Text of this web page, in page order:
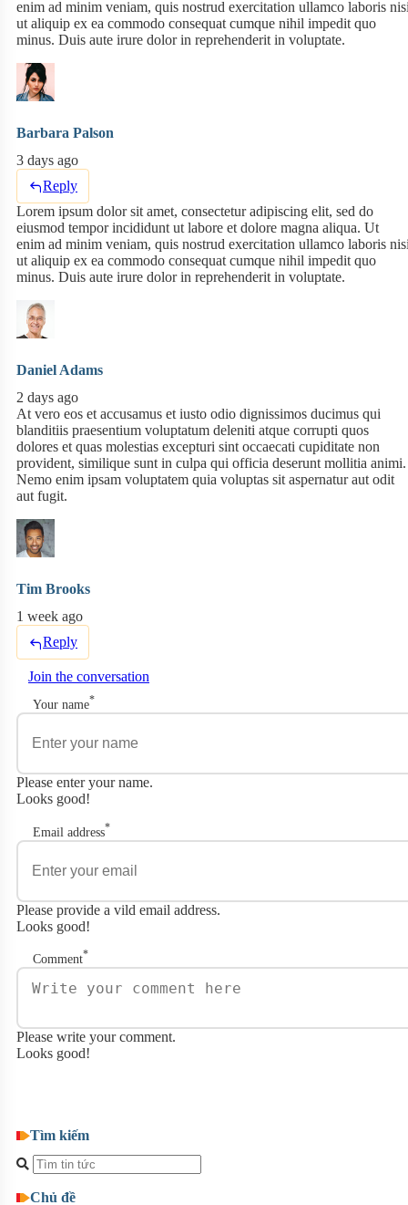
enim ad minim veniam, quis nostrud exercitation ullamco laboris
ut aliquip ex ea commodo consequat cumque nihil impedit quo
minus. Duis aute irure dolor in reprehenderit in voluptate.
Barbara Palson
3 days ago
Reply
Lorem ipsum dolor sit amet, consectetur adipiscing elit, sed do
eiusmod tempor incididunt ut labore et dolore magna aliqua. Ut
enim ad minim veniam, quis nostrud exercitation ullamco laboris
ut aliquip ex ea commodo consequat cumque nihil impedit quo
minus. Duis aute irure dolor in reprehenderit in voluptate.
Daniel Adams
2 days ago
At vero eos et accusamus et iusto odio dignissimos ducimus qui
blanditiis praesentium voluptatum deleniti atque corrupti quos
dolores et quas molestias excepturi sint occaecati cupiditate non
provident, similique sunt in culpa qui officia deserunt mollitia animi.
Nemo enim ipsam voluptatem quia voluptas sit aspernatur aut odit
aut fugit.
Tim Brooks
1 week ago
Reply
Join the conversation
Your name*
Please enter your name.
Looks good!
Email address*
Please provide a vild email address.
Looks good!
Comment*
Please write your comment.
Looks good!
Tìm kiếm
Chủ đề